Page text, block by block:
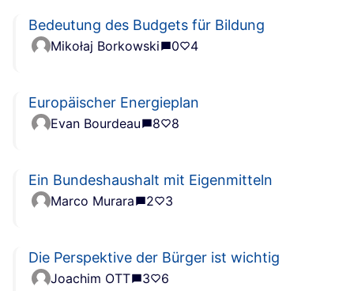
Bedeutung des Budgets für Bildung
Mikołaj Borkowski 0 4
Europäischer Energieplan
Evan Bourdeau 8 8
Ein Bundeshaushalt mit Eigenmitteln
Marco Murara 2 3
Die Perspektive der Bürger ist wichtig
Joachim OTT 3 6